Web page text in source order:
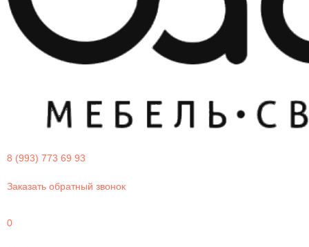
8 (993) 773 69 93
Заказать обратный звонок
0